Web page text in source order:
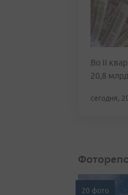
Во II
20,8 млрд
сегодня,
20 фото